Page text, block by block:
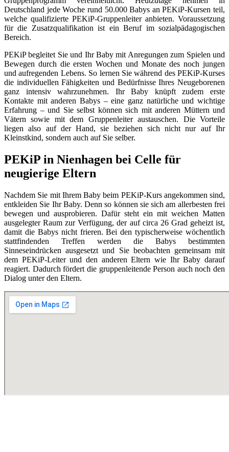
Deutschland jede Woche rund 50.000 Babys an PEKiP-Kursen teil,
welche qualifizierte PEKiP-Gruppenleiter anbieten. Voraussetzung
für die Zusatzqualifikation ist ein Beruf im sozialpädagogischen
Bereich.
PEKiP begleitet Sie und Ihr Baby mit Anregungen zum Spielen und
Bewegen durch die ersten Wochen und Monate des noch jungen
und aufregenden Lebens. So lernen Sie während des PEKiP-Kurses
die individuellen Fähigkeiten und Bedürfnisse Ihres Neugeborenen
ganz intensiv wahrzunehmen. Ihr Baby knüpft zudem erste
Kontakte mit anderen Babys – eine ganz natürliche und wichtige
Erfahrung – und Sie selbst können sich mit anderen Müttern und
Vätern sowie mit dem Gruppenleiter austauschen. Die Vorteile
liegen also auf der Hand, sie beziehen sich nicht nur auf Ihr
Kleinstkind, sondern auch auf Sie selber.
PEKiP in Nienhagen bei Celle für
neugierige Eltern
Nachdem Sie mit Ihrem Baby beim PEKiP-Kurs angekommen sind,
entkleiden Sie Ihr Baby. Denn so können sie sich am allerbesten frei
bewegen und ausprobieren. Dafür steht ein mit weichen Matten
ausgelegter Raum zur Verfügung, der auf circa 26 Grad geheizt ist,
damit die Babys nicht frieren. Bei den typischerweise wöchentlich
stattfindenden Treffen werden die Babys bestimmten
Sinneseindrücken ausgesetzt und Sie beobachten gemeinsam mit
dem PEKiP-Leiter und den anderen Eltern wie Ihr Baby darauf
reagiert. Dadurch fördert die gruppenleitende Person auch noch den
Dialog unter den Eltern.